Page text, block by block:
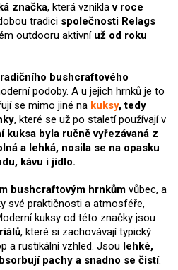
značka, která vzniklav roce
tradici společnosti Relags
outdooru aktivníuž od roku
bushcraftového
podoby. A u jejich hrnků je to
se mimo jiné na kuksy, tedy
, které se už po staletí používají v
kuksa byla ručně vyřezávaná z
a lehká, nosila se na opasku
kávu i jídlo.
bushcraftovým hrnkům vůbec, a
své praktičnosti a atmosféře,
kuksy od této značky jsou
, které si zachovávají typický
a rustikální vzhled. Jsou lehké,
pachy a snadno se čistí.